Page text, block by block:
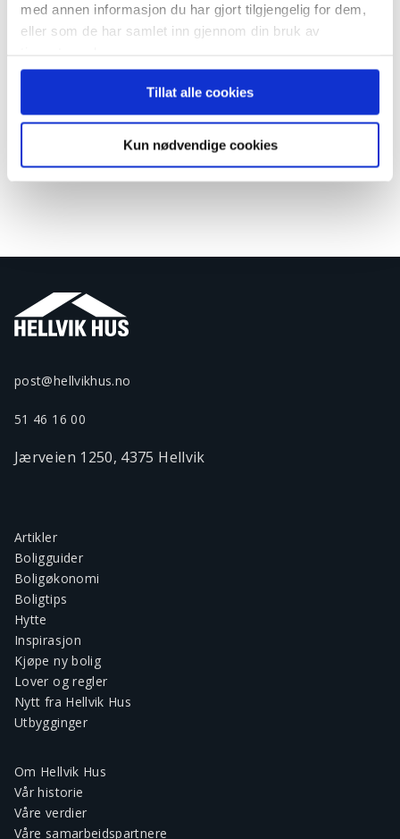
med annen informasjon du har gjort tilgjengelig for dem,
eller som de har samlet inn gjennom din bruk av
Tillat alle cookies
Kun nødvendige cookies
post@hellvikhus.no
51 46 16 00
Jærveien 1250, 4375 Hellvik
Artikler
Boligguider
Boligøkonomi
Boligtips
Hytte
Inspirasjon
Kjøpe ny bolig
Lover og regler
Nytt fra Hellvik Hus
Utbygginger
Om Hellvik Hus
Vår historie
Våre verdier
Våre samarbeidspartnere